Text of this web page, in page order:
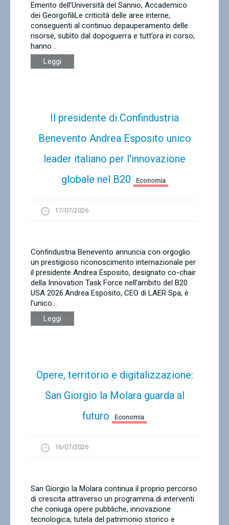
Emerito dell’Università del Sannio, Accademico
dei GeorgofiliLe criticità delle aree interne,
conseguenti al continuo depauperamento delle
risorse, subìto dal dopoguerra e tutt’ora in corso,
hanno ..
Leggi
Il presidente di Confindustria
Benevento Andrea Esposito unico
leader italiano per l'innovazione
globale nel B20
Economia
17/07/2026
Confindustria Benevento annuncia con orgoglio
un prestigioso riconoscimento internazionale per
il presidente Andrea Esposito, designato co-chair
della Innovation Task Force nell’ambito del B20
USA 2026.Andrea Esposito, CEO di LAER Spa, è
l’unico ..
Leggi
Opere, territorio e digitalizzazione:
San Giorgio la Molara guarda al
futuro
Economia
16/07/2026
San Giorgio la Molara continua il proprio percorso
di crescita attraverso un programma di interventi
che coniuga opere pubbliche, innovazione
tecnologica, tutela del patrimonio storico e